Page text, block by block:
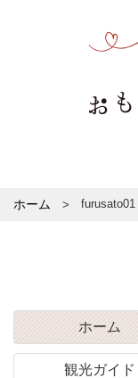
ホーム furusato01
ホーム
観光ガイド